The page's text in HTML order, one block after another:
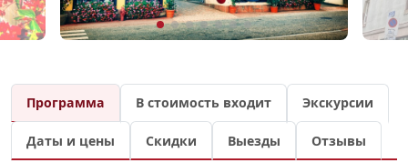
Программа В стоимость входит Экскурсии
Даты и цены Скидки Выезды Отзывы